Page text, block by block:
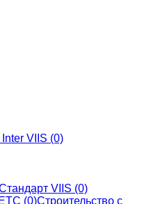
VIIS (0)
VIIS (0)
Строительство с